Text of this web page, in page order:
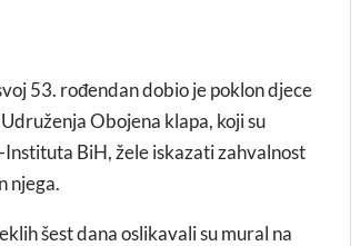
53. rođendan dobio je poklon djece
Obojena klapa, koji su
BiH, žele iskazati zahvalnost
njega.
šest dana oslikavali su mural na